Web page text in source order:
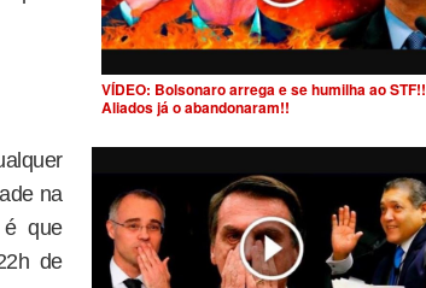
na
é que
de
VÍDEO: Bolsonaro arrega e se humilha ao STF!!
Aliados já o abandonaram!!